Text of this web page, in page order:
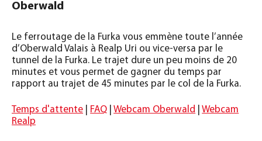
Oberwald
Le ferroutage de la Furka vous emmène toute l’année
d’Oberwald Valais à Realp Uri ou vice-versa par le
tunnel de la Furka. Le trajet dure un peu moins de 20
minutes et vous permet de gagner du temps par
rapport au trajet de 45 minutes par le col de la Furka.
Temps d'attente FAQ |Webcam Oberwald |Webcam
Realp